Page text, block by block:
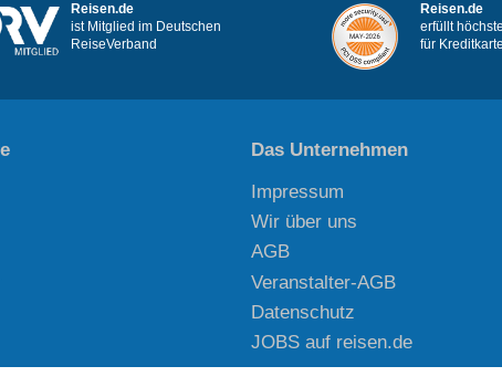
Reisen.de
ist Mitglied im Deutschen
ReiseVerband
Reisen.de
erfüllt
für
Das Unternehmen
Impressum
Wir über uns
AGB
Veranstalter-AGB
Datenschutz
JOBS auf reisen.de